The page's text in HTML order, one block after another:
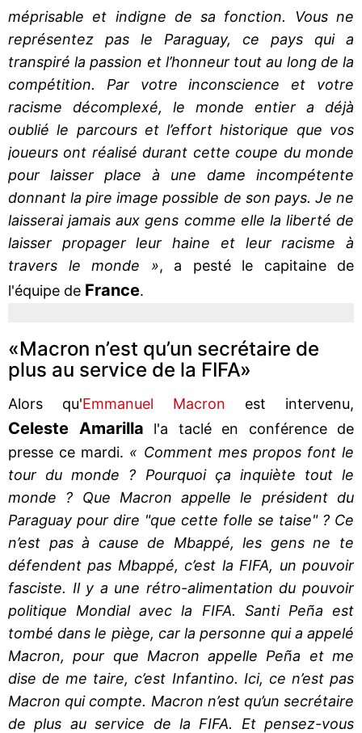
méprisable et indigne de sa fonction. Vous ne
représentez pas le Paraguay, ce pays qui a
transpiré la passion et l’honneur tout au long de la
compétition. Par votre inconscience et votre
racisme décomplexé, le monde entier a déjà
oublié le parcours et l’effort historique que vos
joueurs ont réalisé durant cette coupe du monde
pour laisser place à une dame incompétente
donnant la pire image possible de son pays. Je ne
laisserai jamais aux gens comme elle la liberté de
laisser propager leur haine et leur racisme à
travers le monde », a pesté le capitaine de
l'équipe de France.
«Macron n’est qu’un secrétaire de
plus au service de la FIFA»
Alors qu'Emmanuel Macron est intervenu,
Celeste Amarilla l'a taclé en conférence de
presse ce mardi. « Comment mes propos font le
tour du monde ? Pourquoi ça inquiète tout le
monde ? Que Macron appelle le président du
Paraguay pour dire "que cette folle se taise" ? Ce
n’est pas à cause de Mbappé, les gens ne te
défendent pas Mbappé, c’est la FIFA, un pouvoir
fasciste. Il y a une rétro-alimentation du pouvoir
politique Mondial avec la FIFA. Santi Peña est
tombé dans le piège, car la personne qui a appelé
Macron, pour que Macron appelle Peña et me
dise de me taire, c’est Infantino. Ici, ce n’est pas
Macron qui compte. Macron n’est qu’un secrétaire
de plus au service de la FIFA. Et pensez-vous